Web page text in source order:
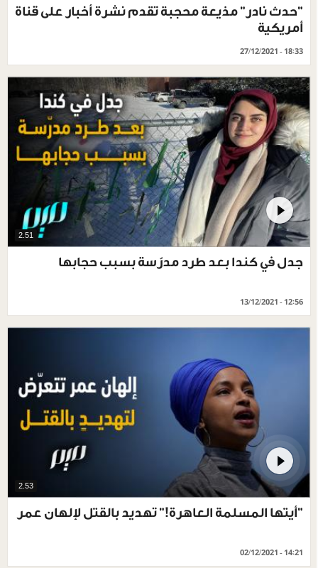
"حدث نادر" مذيعة محجبة تقدم نشرة أخبار على قناة
أمريكية
27/12/2021 - 18:33
2.51
جدل في كندا بعد طرد مدرّسة بسبب حجابها
13/12/2021 - 12:56
2.53
"أيتها المسلمة العاهرة!" تهديد بالقتل لإلهان عمر
02/12/2021 - 14:21